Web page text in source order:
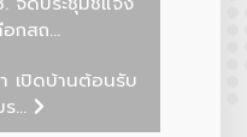
กสถ...
เปิดบ้านต้อนรับ
...